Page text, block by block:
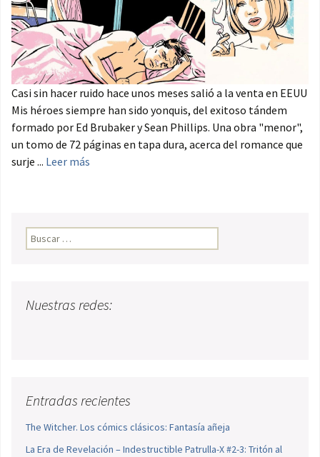
Casi sin hacer ruido hace unos meses salió a la venta en EEUU
Mis héroes siempre han sido yonquis, del exitoso tándem
formado por Ed Brubaker y Sean Phillips. Una obra "menor",
un tomo de 72 páginas en tapa dura, acerca del romance que
surje ... Leer más
Buscar:
Nuestras redes:
Entradas recientes
The Witcher. Los cómics clásicos: Fantasía añeja
La Era de Revelación – Indestructible Patrulla-X #2-3: Tritón al